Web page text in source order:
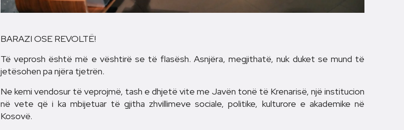
BARAZI OSE REVOLTË!
Të veprosh është më e vështirë se të flasësh. Asnjëra, megjithatë, nuk duket se mund të
jetësohen pa njëra tjetrën.
Ne kemi vendosur të veprojmë, tash e dhjetë vite me Javën tonë të Krenarisë, një institucion
në vete që i ka mbijetuar të gjitha zhvillimeve sociale, politike, kulturore e akademike në
Kosovë.